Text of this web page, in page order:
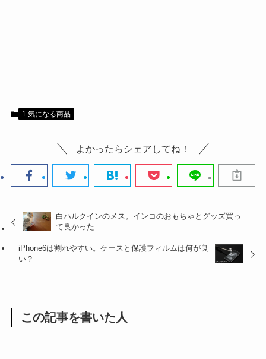
1.気になる商品
よかったらシェアしてね！
白ハルクインのメス。インコのおもちゃとグッズ買っ
て良かった
iPhone6は割れやすい。ケースと保護フィルムは何が良
い？
この記事を書いた人